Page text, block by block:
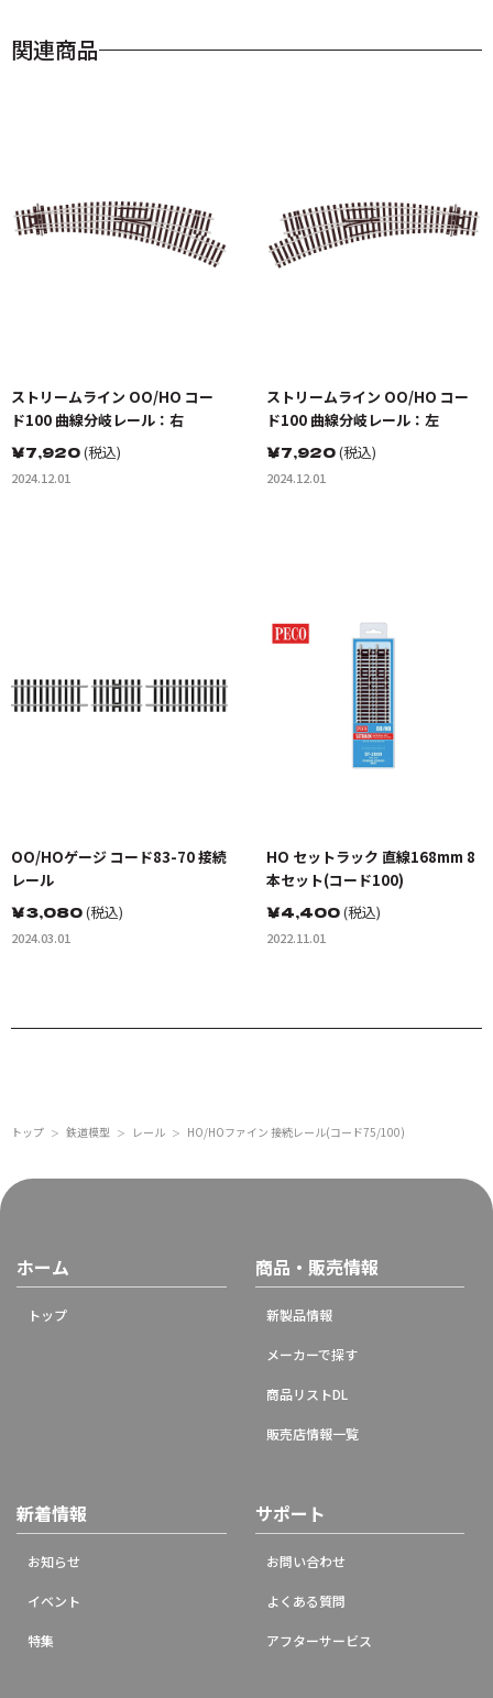
関連商品
ストリームライン OO/HO コー
ド100 曲線分岐レール：右
￥7,920(税込)
2024.12.01
ストリームライン OO/HO コー
ド100 曲線分岐レール：左
￥7,920(税込)
2024.12.01
OO/HOゲージ コード83-70 接続
レール
￥3,080(税込)
2024.03.01
HO セットラック 直線168mm 8
本セット(コード100)
￥4,400(税込)
2022.11.01
トップ ＞ 鉄道模型 ＞ レール ＞ HO/HOファイン 接続レール(コード75/100)
ホーム
トップ
商品・販売情報
新製品情報
メーカーで探す
商品リストDL
販売店情報一覧
新着情報
お知らせ
イベント
特集
サポート
お問い合わせ
よくある質問
アフターサービス